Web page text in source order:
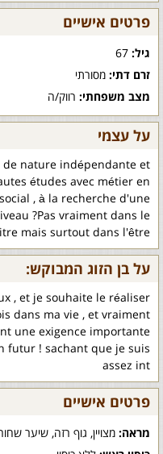
פרטים אישיים
גיל:
זרם דתי: מסורתי
מצב משפחתי: רווק/ה
על עצמי
nature indépendante et
études avec métier en
, à la recherche d'une
?Pas vraiment dans le
mais surtout dans l'être!
על בן הזוג המבוקש:
, et je souhaite le réaliser
dans ma vie , et vraiment
une exigence importante
futur ! sachant que je suis
assez int
פרטים אישיים
מראה: מצויין, גוף רזה, שיער